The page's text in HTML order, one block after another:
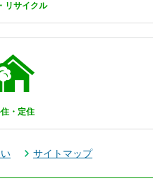
リサイクル
・定住
サイトマップ